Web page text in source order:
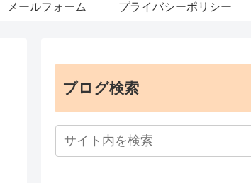
メールフォーム プライバシーポリシー
ブログ検索